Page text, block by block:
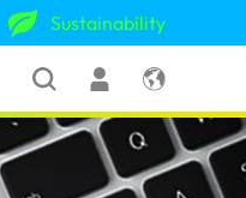
Sustainability